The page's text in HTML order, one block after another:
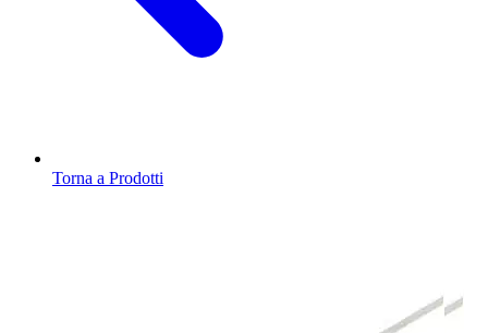
Torna a Prodotti